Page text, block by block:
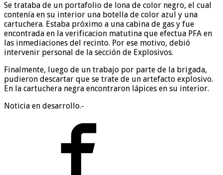
Se trataba de un portafolio de lona de color negro, el cual
contenía en su interior una botella de color azul y una
cartuchera. Estaba próximo a una cabina de gas y fue
encontrada en la verificacion matutina que efectua PFA en
las inmediaciones del recinto. Por ese motivo, debió
intervenir personal de la sección de Explosivos.
Finalmente, luego de un trabajo por parte de la brigada,
pudieron descartar que se trate de un artefacto explosivo.
En la cartuchera negra encontraron lápices en su interior.
Noticia en desarrollo.-